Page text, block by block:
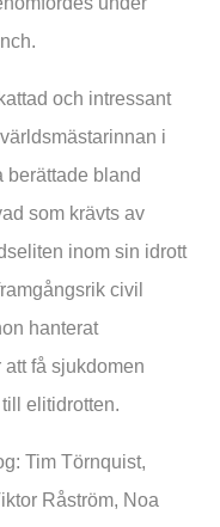
och intressant
i
berättade bland
som krävts av
inom sin idrott
civil
hanterat
att få sjukdomen
elitidrotten.
Tim Törnquist,
Råström, Noa